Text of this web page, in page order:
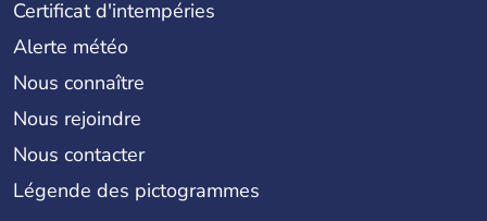
Certificat d'intempéries
Alerte météo
Nous connaître
Nous rejoindre
Nous contacter
Légende des pictogrammes